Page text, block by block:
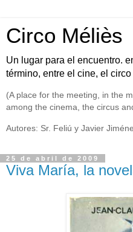
Circo Méliès
Un lugar para el encuentro.
término, entre el cine, el
(A place for the meeting, in the
among the cinema, the circus
Autores: Sr. Feliú y Javier
25 de abril de 2009
Viva María, la